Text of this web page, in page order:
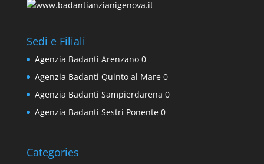
Sedi e Filiali
Agenzia Badanti Arenzano0
Agenzia Badanti Quinto al Mare0
Agenzia Badanti Sampierdarena 0
Agenzia Badanti Sestri Ponente0
Categories